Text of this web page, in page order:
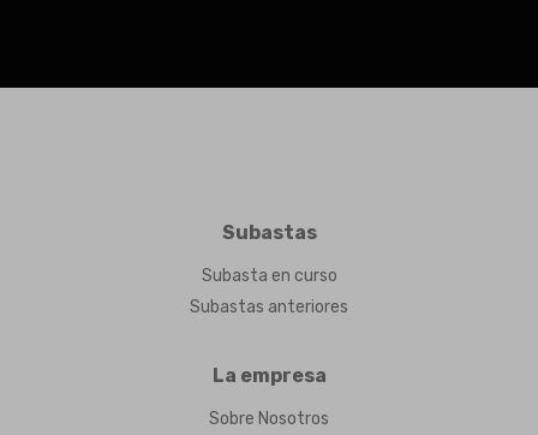
Subastas
Subasta en curso
Subastas anteriores
La empresa
Sobre Nosotros